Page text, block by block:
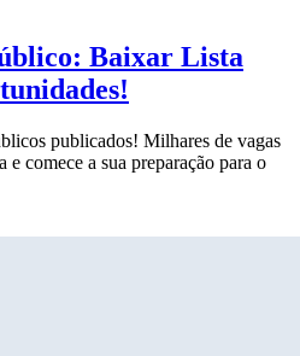
Baixar Lista
publicados! Milhares de vagas
e comece a sua preparação para o